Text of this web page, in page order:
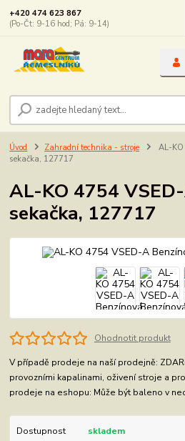
+420 474 623 867
(Po-Čt: 9-16 hod; Pá: 9-14)
Úvod Zahradní technika - stroje
AL-
sekačka, 127717
AL-KO 4754
sekačka, 127717
Ohodnotit produkt
V případě prodeje na naší prodejně:
provozními kapalinami, oživení stroje a
prodeje na eshopu: Může být baleno v
Dostupnost skladem